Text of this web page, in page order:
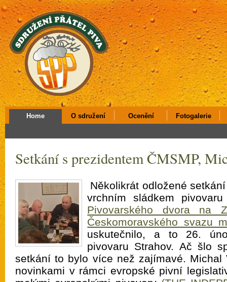
Home O sdružení Ocenění Fotogalerie
Setkání s prezidentem ČMSMP,
Několikrát odložené
vrchním sládkem
Pivovarského dvora na
Českomoravského svazu
uskutečnilo, a to 26.
pivovaru Strahov. Ač šlo
setkání to bylo více než zajímavé. Michal
novinkami v rámci evropské pivní